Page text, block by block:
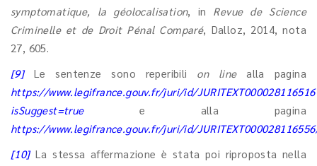
symptomatique, la géolocalisation, in Revue de Science
Criminelle et de Droit Pénal Comparé, Dalloz, 2014, nota
27, 605.
[9]Le sentenze sono reperibili on linealla pagina
https://www.legifrance.gouv.fr/juri/id/
isSuggest=truee alla pagina
https://www.legifrance.gouv.fr/juri/id/
[10]La stessa affermazione è stata poi riproposta nella